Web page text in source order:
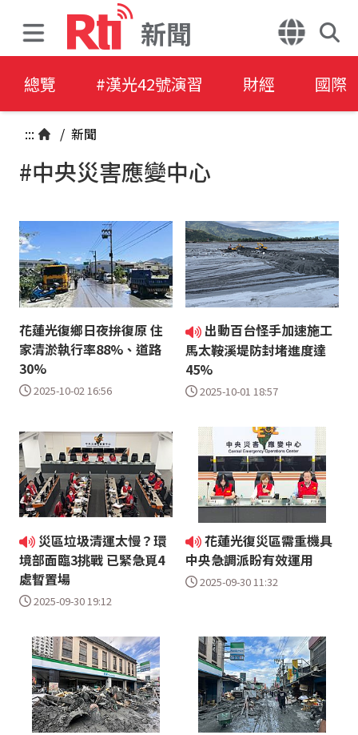
新聞
總覽 #漢光42號演習 財經 國際
::: / 新聞
#中央災害應變中心
花蓮光復鄉日夜拚復原 住
家清淤執行率88%、道路
30%
2025-10-02 16:56
出動百台怪手加速施工
馬太鞍溪堤防封堵進度達
45%
2025-10-01 18:57
災區垃圾清運太慢？環
境部面臨3挑戰 已緊急覓4
處暫置場
2025-09-30 19:12
花蓮光復災區需重機具
中央急調派盼有效運用
2025-09-30 11:32